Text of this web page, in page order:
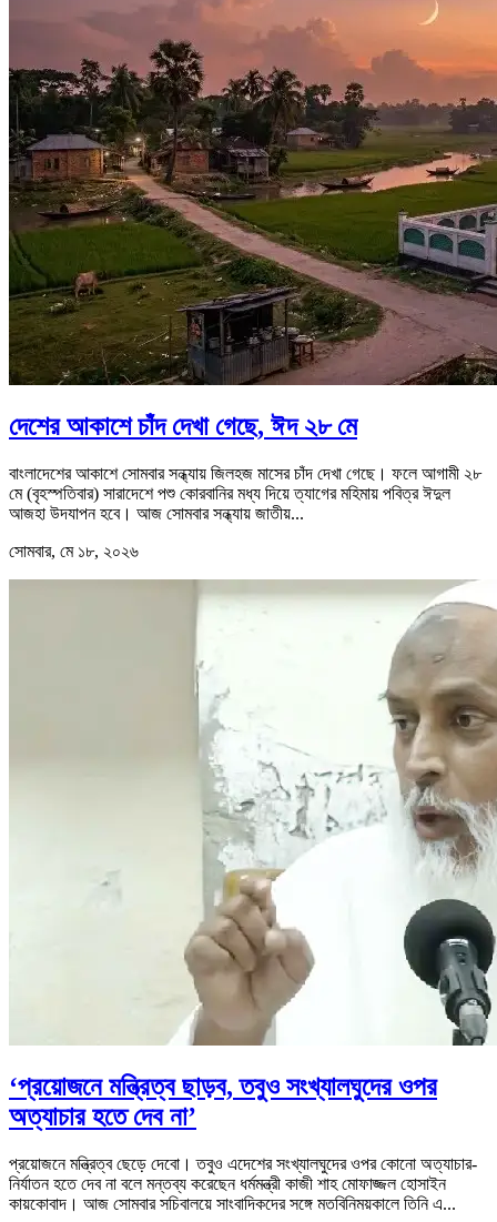
দেশের আকাশে চাঁদ দেখা গেছে, ঈদ ২৮ মে
বাংলাদেশের আকাশে সোমবার সন্ধ্যায় জিলহজ মাসের চাঁদ দেখা গেছে। ফলে আগামী ২৮
মে (বৃহস্পতিবার) সারাদেশে পশু কোরবানির মধ্য দিয়ে ত্যাগের মহিমায় পবিত্র ঈদুল
আজহা উদযাপন হবে। আজ সোমবার সন্ধ্যায় জাতীয়...
সোমবার, মে ১৮, ২০২৬
‘প্রয়োজনে মন্ত্রিত্ব ছাড়ব, তবুও সংখ্যালঘুদের ওপর
অত্যাচার হতে দেব না’
প্রয়োজনে মন্ত্রিত্ব ছেড়ে দেবো। তবুও এদেশের সংখ্যালঘুদের ওপর কোনো অত্যাচার-
নির্যাতন হতে দেব না বলে মন্তব্য করেছেন ধর্মমন্ত্রী কাজী শাহ মোফাজ্জল হোসাইন
কায়কোবাদ। আজ সোমবার সচিবালয়ে সাংবাদিকদের সঙ্গে মতবিনিময়কালে তিনি এ...